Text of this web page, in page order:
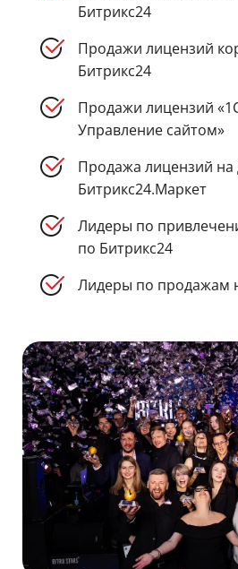
Битрикс24
Продажи лицензий
Битрикс24
Продажи лицензий
Управление сайтом»
Продажа лицензий на
Битрикс24.Маркет
Лидеры по
по Битрикс24
Лидеры по продажам